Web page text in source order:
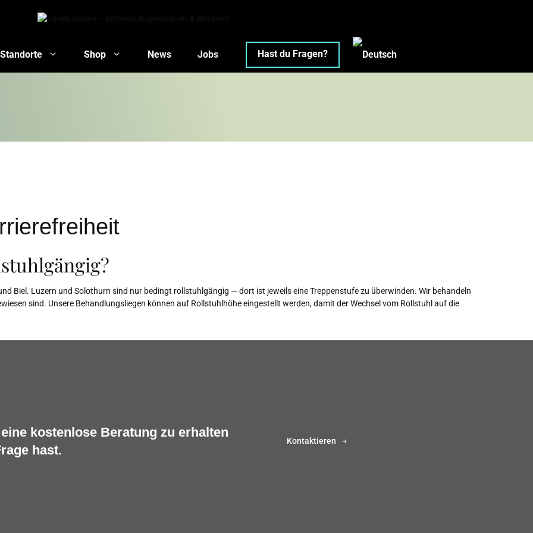
Standorte Shop News Jobs Hast du Fragen?
Biel. Luzern und Solothurn sind nur bedingt rollstuhlgängig — dort ist jeweils eine Treppenstufe zu überwinden. Wir behandeln
sind. Unsere Behandlungsliegen können auf Rollstuhlhöhe eingestellt werden, damit der Wechsel vom Rollstuhl auf die
kostenlose Beratung zu erhalten
hast.
Kontaktieren